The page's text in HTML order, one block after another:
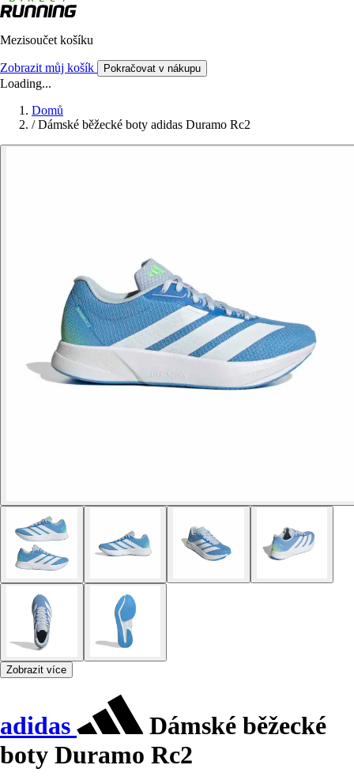
Mezisoučet košíku
Zobrazit můj košík Pokračovat v nákupu
Loading...
Domů
/ Dámské běžecké boty adidas Duramo Rc2
Zobrazit více
adidas
Dámské běžecké
boty Duramo Rc2